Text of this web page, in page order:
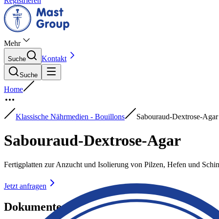
Mehr
Suche Kontakt
Suche
Home
Klassische Nährmedien - Bouillons Sabouraud-Dextrose-Agar
Sabouraud-Dextrose-Agar
Fertigplatten zur Anzucht und Isolierung von Pilzen, Hefen und
Jetzt anfragen
Dokumente